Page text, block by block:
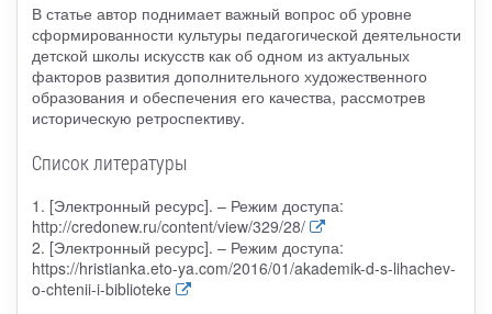
В статье автор поднимает важный вопрос об уровне
сформированности культуры педагогической деятельности
детской школы искусств как об одном из актуальных
факторов развития дополнительного художественного
образования и обеспечения его качества, рассмотрев
историческую ретроспективу.
Список литературы
1. [Электронный ресурс]. – Режим доступа:
http://credonew.ru/content/view/329/28/
2. [Электронный ресурс]. – Режим доступа:
https://hristianka.eto-ya.com/2016/01/akademik-d-s-lihachev-
o-chtenii-i-biblioteke